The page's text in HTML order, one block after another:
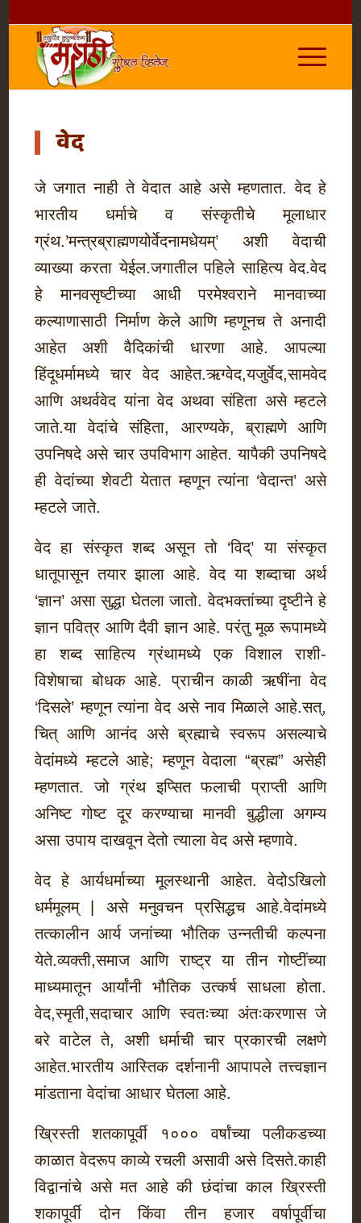
वेद
जे जगात नाही ते वेदात आहे असे म्हणतात. वेद हे
भारतीय धर्माचे व संस्कृतीचे मूलाधार
ग्रंथ.’मन्त्रब्राह्मणयोर्वेदनामधेयम्’ अशी वेदाची
व्याख्या करता येईल.जगातील पहिले साहित्य वेद.वेद
हे मानवसृष्टीच्या आधी परमेश्वराने मानवाच्या
कल्याणासाठी निर्माण केले आणि म्हणूनच ते अनादी
आहेत अशी वैदिकांची धारणा आहे. आपल्या
हिंदूधर्मामध्ये चार वेद आहेत.ऋग्वेद,यजुर्वेद,सामवेद
आणि अथर्ववेद यांना वेद अथवा संहिता असे म्हटले
जाते.या वेदांचे संहिता, आरण्यके, ब्राह्मणे आणि
उपनिषदे असे चार उपविभाग आहेत. यापैकी उपनिषदे
ही वेदांच्या शेवटी येतात म्हणून त्यांना ‘वेदान्त’ असे
म्हटले जाते.
वेद हा संस्कृत शब्द असून तो ‘विद्’ या संस्कृत
धातूपासून तयार झाला आहे. वेद या शब्दाचा अर्थ
‘ज्ञान’ असा सुद्धा घेतला जातो. वेदभक्तांच्या दृष्टीने हे
ज्ञान पवित्र आणि दैवी ज्ञान आहे. परंतु मूळ रूपामध्ये
हा शब्द साहित्य ग्रंथामध्ये एक विशाल राशी-
विशेषाचा बोधक आहे. प्राचीन काळी ऋषींना वेद
‘दिसले’ म्हणून त्यांना वेद असे नाव मिळाले आहे.सत्,
चित् आणि आनंद असे ब्रह्माचे स्वरूप असल्याचे
वेदांमध्ये म्हटले आहे; म्हणून वेदाला “ब्रह्म” असेही
म्हणतात. जो ग्रंथ इप्सित फलाची प्राप्ती आणि
अनिष्ट गोष्ट दूर करण्याचा मानवी बुद्धीला अगम्य
असा उपाय दाखवून देतो त्याला वेद असे म्हणावे.
वेद हे आर्यधर्माच्या मूलस्थानी आहेत. वेदोऽखिलो
धर्ममूलम् | असे मनुवचन प्रसिद्धच आहे.वेदांमध्ये
तत्कालीन आर्य जनांच्या भौतिक उन्नतीची कल्पना
येते.व्यक्ती,समाज आणि राष्ट्र या तीन गोष्टींच्या
माध्यमातून आर्यांनी भौतिक उत्कर्ष साधला होता.
वेद,स्मृती,सदाचार आणि स्वतःच्या अंतःकरणास जे
बरे वाटेल ते, अशी धर्माची चार प्रकारची लक्षणे
आहेत.भारतीय आस्तिक दर्शनानी आपापले तत्त्वज्ञान
मांडताना वेदांचा आधार घेतला आहे.
ख्रिस्ती शतकापूर्वी १००० वर्षांच्या पलीकडच्या
काळात वेदरूप काव्ये रचली असावी असे दिसते.काही
विद्वानांचे असे मत आहे की छंदांचा काल ख्रिस्ती
शकापूर्वी दोन किंवा तीन हजार वर्षापूर्वीचा